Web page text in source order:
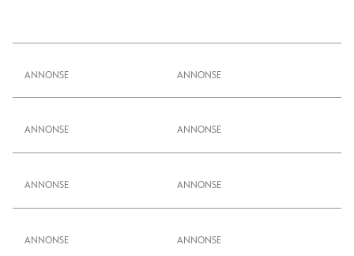
ANNONSE
ANNONSE
ANNONSE
ANNONSE